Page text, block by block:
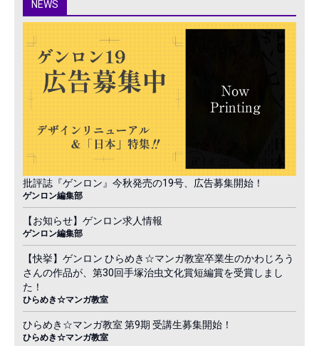
NEWS
批評誌『ゲンロン』今秋発売の19号、広告募集開始！
ゲンロン編集部
【お知らせ】ゲンロン求人情報
ゲンロン編集部
【快挙】ゲンロン ひらめき☆マンガ教室卒業生のかわじろう
さんの作品が、第30回手塚治虫文化賞短編賞を受賞しまし
た！
ひらめき☆マンガ教室
ひらめき☆マンガ教室 第9期 受講生募集開始！
ひらめき☆マンガ教室